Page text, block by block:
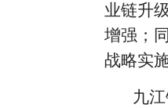
业链升
增强；
战略实施
九